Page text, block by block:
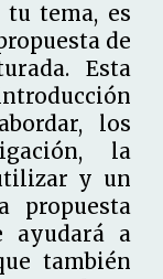
tu tema, es
de
Esta
los
la
y un
propuesta
ayudará a
también